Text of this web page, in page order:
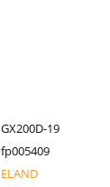
GX200D-19
fp005409
ELAND